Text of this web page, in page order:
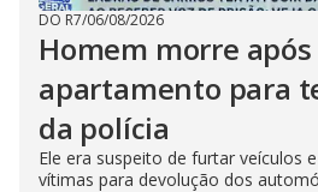
DO R7/06/08/2026
Homem morre
apartamento para
da polícia
Ele era suspeito de furtar veículos
vítimas para devolução dos